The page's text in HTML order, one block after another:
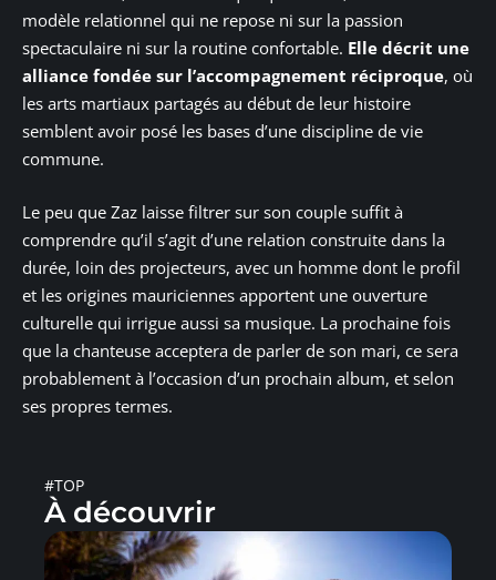
modèle relationnel qui ne repose ni sur la passion
spectaculaire ni sur la routine confortable. Elle décrit une
alliance fondée sur l’accompagnement réciproque, où
les arts martiaux partagés au début de leur histoire
semblent avoir posé les bases d’une discipline de vie
commune.
Le peu que Zaz laisse filtrer sur son couple suffit à
comprendre qu’il s’agit d’une relation construite dans la
durée, loin des projecteurs, avec un homme dont le profil
et les origines mauriciennes apportent une ouverture
culturelle qui irrigue aussi sa musique. La prochaine fois
que la chanteuse acceptera de parler de son mari, ce sera
probablement à l’occasion d’un prochain album, et selon
ses propres termes.
#TOP
À découvrir